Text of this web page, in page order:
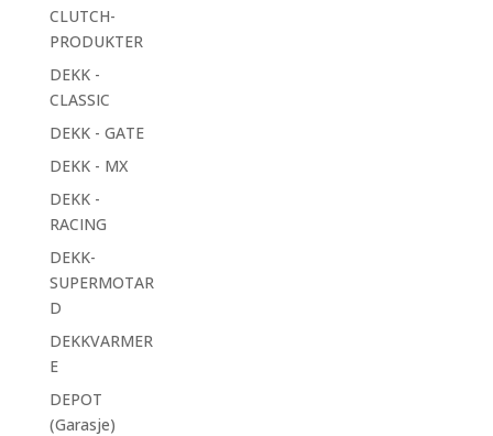
CLUTCH-
PRODUKTER
DEKK -
CLASSIC
DEKK - GATE
DEKK - MX
DEKK -
RACING
DEKK-
SUPERMOTAR
D
DEKKVARMER
E
DEPOT
(Garasje)